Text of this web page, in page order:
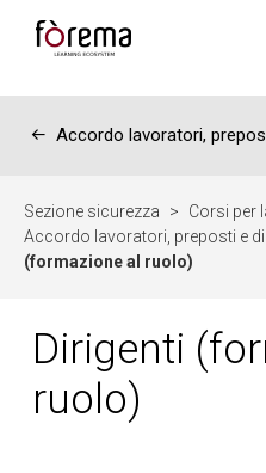
← Accordo lavoratori,
Sezione sicurezza > Corsi per
Accordo lavoratori, preposti e
(formazione al ruolo)
Dirigenti
ruolo)